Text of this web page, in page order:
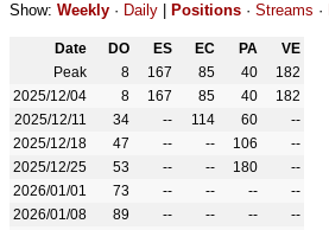
Show: Weekly · Daily Positions · Streams ·
Date DO ES EC PA
VE
Peak
8 167 85 40
182
2025/12/04
8 167 85 40
182
2025/12/11
34 -- 114 60
--
2025/12/18
47 -- -- 106
--
2025/12/25
53 -- -- 180
--
2026/01/01
73 -- -- --
--
2026/01/08
89 -- -- --
--